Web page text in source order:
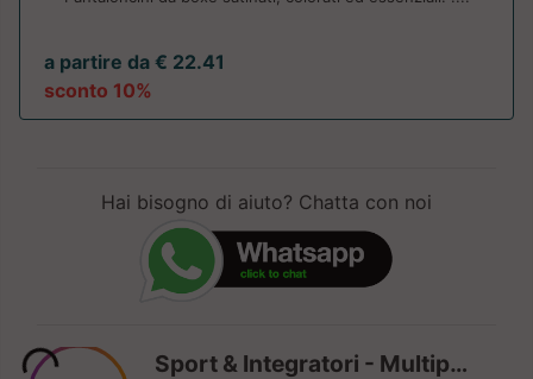
a partire da € 22.41
sconto 10%
Hai bisogno di aiuto? Chatta con noi